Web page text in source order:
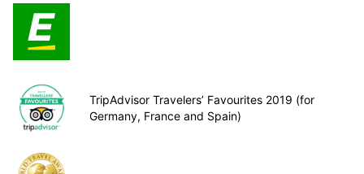
TripAdvisor Travelers’ Favourites 2019 (for
Germany, France and Spain)